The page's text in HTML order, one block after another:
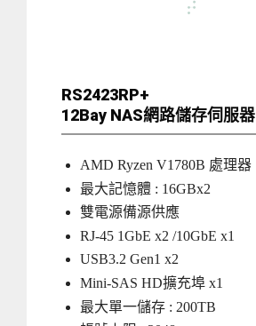
RS2423RP+
12Bay NAS網路儲存伺服器
AMD Ryzen V1780B 處理器
最大記憶體 : 16GBx2
雙電源備源供應
RJ-45 1GbE x2 /10GbE x1
USB3.2 Gen1 x2
Mini-SAS HD擴充埠 x1
最大單一儲存 : 200TB